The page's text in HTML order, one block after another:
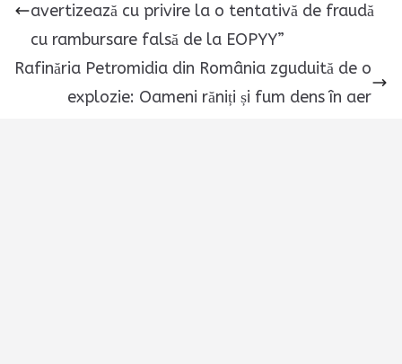
avertizează cu privire la o tentativă de fraudă
cu rambursare falsă de la EOPYY”
Rafinăria Petromidia din România zguduită de o
explozie: Oameni răniți și fum dens în aer